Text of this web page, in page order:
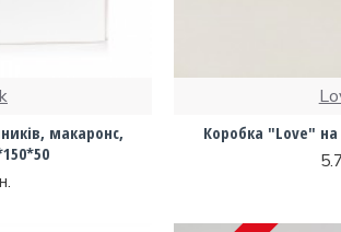
макаронс,
Коробка "Love"